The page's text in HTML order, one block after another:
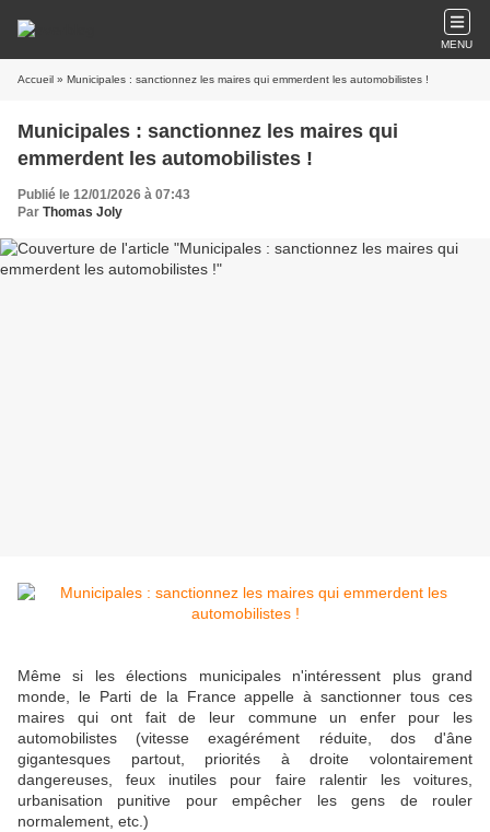
MENU
Accueil » Municipales : sanctionnez les maires qui emmerdent les automobilistes !
Municipales : sanctionnez les maires qui
emmerdent les automobilistes !
Publié le 12/01/2026 à 07:43
Par Thomas Joly
Même si les élections municipales n'intéressent plus grand
monde, le Parti de la France appelle à sanctionner tous ces
maires qui ont fait de leur commune un enfer pour les
automobilistes (vitesse exagérément réduite, dos d'âne
gigantesques partout, priorités à droite volontairement
dangereuses, feux inutiles pour faire ralentir les voitures,
urbanisation punitive pour empêcher les gens de rouler
normalement, etc.)